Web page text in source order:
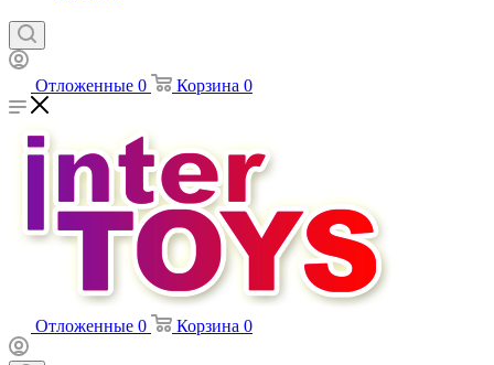
Отложенные 0 Корзина 0
Отложенные 0 Корзина 0